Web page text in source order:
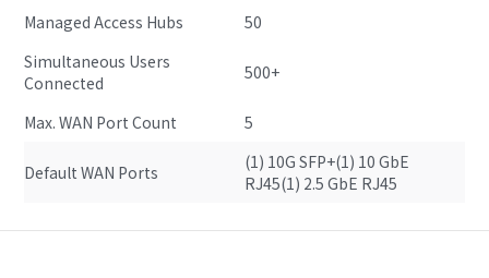
Managed Access Hubs
50
Simultaneous Users
Connected
500+
Max. WAN Port Count 5
Default WAN Ports
(1) 10G SFP+(1) 10 GbE
RJ45(1) 2.5 GbE RJ45